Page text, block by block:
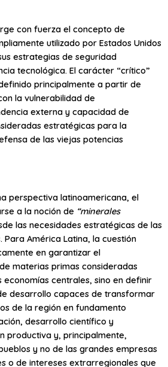
con fuerza el concepto de
utilizado por Estados Unidos
estrategias de seguridad
tecnológica. El carácter “crítico”
principalmente a partir de
la vulnerabilidad de
externa y capacidad de
estratégicas para la
de las viejas potencias
perspectiva latinoamericana, el
a la noción de “minerales
las necesidades estratégicas de las
Para América Latina, la cuestión
en garantizar el
materias primas consideradas
economías centrales, sino en definir
desarrollo capaces de transformar
de la región en fundamento
desarrollo científico y
productiva y, principalmente,
y no de las grandes empresas
o de intereses extrarregionales que